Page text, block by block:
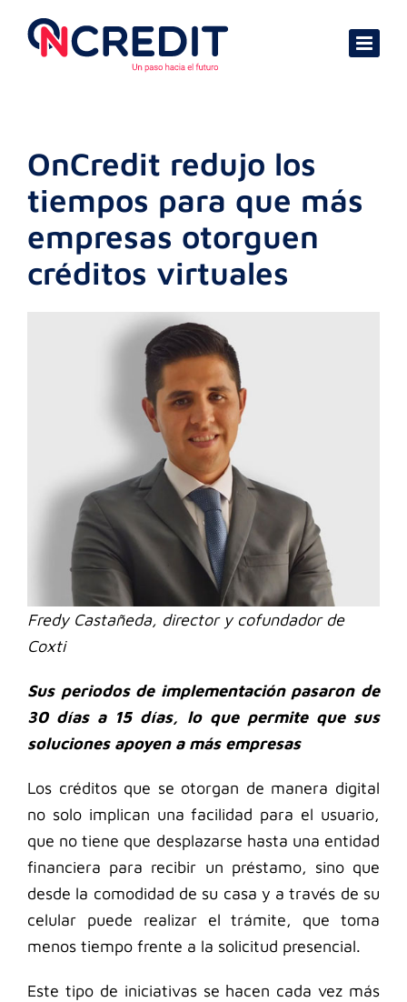
content
OnCredit redujo los
tiempos para que más
empresas otorguen
créditos virtuales
Fredy Castañeda, director y cofundador de
Coxti
Sus periodos de implementación pasaron de
30 días a 15 días, lo que permite que sus
soluciones apoyen a más empresas
Los créditos que se otorgan de manera digital
no solo implican una facilidad para el usuario,
que no tiene que desplazarse hasta una entidad
financiera para recibir un préstamo, sino que
desde la comodidad de su casa y a través de su
celular puede realizar el trámite, que toma
menos tiempo frente a la solicitud presencial.
Este tipo de iniciativas se hacen cada vez más